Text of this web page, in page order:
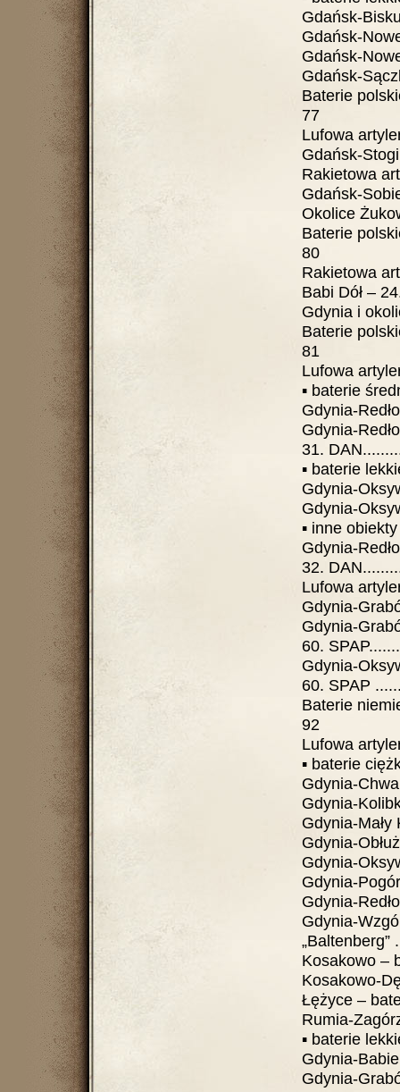
Gdańsk-
Gdańsk-
Gdańsk-
Gdańsk-
Baterie
77
Lufowa
Gdańsk-
Rakietowa
Gdańsk-
Okolice
Baterie
80
Rakietowa
Babi Dół –
Gdynia i
Baterie
81
Lufowa
▪ baterie
Gdynia-
Gdynia-
31.
▪ baterie
Gdynia-
Gdynia-
▪ inne
Gdynia-
32.
Lufowa
Gdynia-
Gdynia-
60.
Gdynia-
60. SPAP
Baterie
92
Lufowa
▪ baterie
Gdynia-
Gdynia-
Gdynia-Mały
Gdynia-
Gdynia-
Gdynia-
Gdynia-
Gdynia-
Kosakowo –
Kosakowo-
Łężyce –
Rumia-
▪ baterie
Gdynia-
Gdynia-